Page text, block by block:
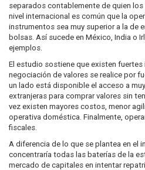
separados contablemente de quien
nivel internacional es común que la
instrumentos sea muy superior a la de
bolsas. Así sucede en México, India o
ejemplos.
El estudio sostiene que existen fuertes
negociación de valores se realice por
un lado está disponible el acceso a
extranjeras para comprar valores sin
vez existen mayores costos, menor
operativa doméstica. Finalmente,
fiscales.
A diferencia de lo que se plantea en el
concentraría todas las baterías de la
mercado de capitales en intentar